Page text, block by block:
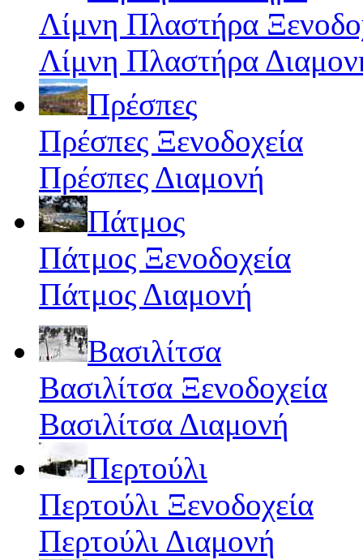
Λίμνη Πλαστήρα
Λίμνη Πλαστήρα
Πρέσπες
Πρέσπες Ξενοδοχεία
Πρέσπες Διαμονή
Πάτμος
Πάτμος Ξενοδοχεία
Πάτμος Διαμονή
Βασιλίτσα
Βασιλίτσα Ξενοδοχεία
Βασιλίτσα Διαμονή
Περτούλι
Περτούλι Ξενοδοχεία
Περτούλι Διαμονή